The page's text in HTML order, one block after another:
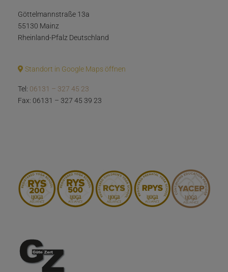
Göttelmannstraße 13a
55130 Mainz
Rheinland-Pfalz Deutschland
Standort in Google Maps öffnen
Tel: 06131 – 327 45 23
Fax: 06131 – 327 45 39 23